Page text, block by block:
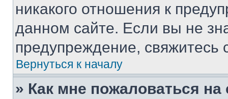
никакого отношения к
данном сайте. Если вы не
предупреждение,
Вернуться к началу
» Как мне пожаловаться